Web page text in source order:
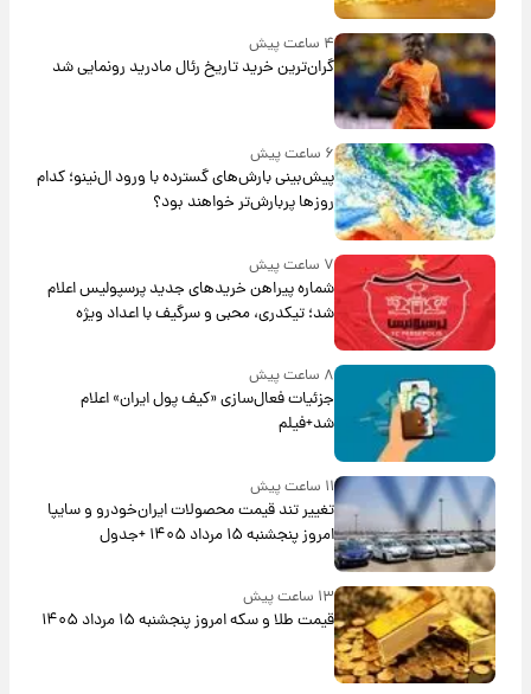
۴ ساعت پیش
گران‌ترین خرید تاریخ رئال مادرید رونمایی شد
۶ ساعت پیش
پیش‌بینی بارش‌های گسترده با ورود ال‌نینو؛ کدام
روزها پربارش‌تر خواهند بود؟
۷ ساعت پیش
شماره پیراهن خریدهای جدید پرسپولیس اعلام
شد؛ تیکدری، محبی و سرگیف با اعداد ویژه
۸ ساعت پیش
جزئیات فعال‌سازی «کیف پول ایران» اعلام
شد+فیلم
۱۱ ساعت پیش
تغییر تند قیمت محصولات ایران‌خودرو و سایپا
امروز پنجشنبه ۱۵ مرداد ۱۴۰۵ +جدول
۱۳ ساعت پیش
قیمت طلا و سکه امروز پنجشنبه ۱۵ مرداد ۱۴۰۵